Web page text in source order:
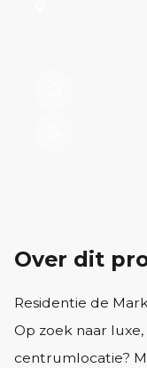
Over dit
Residentie de
Op zoek naar
centrumlocatie?